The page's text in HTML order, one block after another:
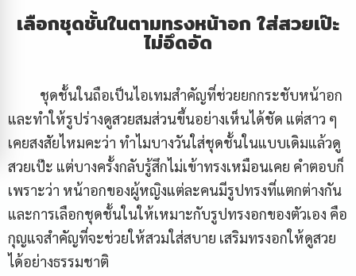
เลือกชุดชั้นในตามทรงหน้าอก ใส่สวยเป๊ะ
ไม่อึดอัด
ชุดชั้นในถือเป็นไอเทมสำคัญที่ช่วยยกกระชับหน้าอก
และทำให้รูปร่างดูสวยสมส่วนขึ้นอย่างเห็นได้ชัด แต่สาว ๆ
เคยสงสัยไหมคะว่า ทำไมบางวันใส่ชุดชั้นในแบบเดิมแล้วดู
สวยเป๊ะ แต่บางครั้งกลับรู้สึกไม่เข้าทรงเหมือนเคย คำตอบก็
เพราะว่า หน้าอกของผู้หญิงแต่ละคนมีรูปทรงที่แตกต่างกัน
และการเลือกชุดชั้นในให้เหมาะกับรูปทรงอกของตัวเอง คือ
กุญแจสำคัญที่จะช่วยให้สวมใส่สบาย เสริมทรงอกให้ดูสวย
ได้อย่างธรรมชาติ